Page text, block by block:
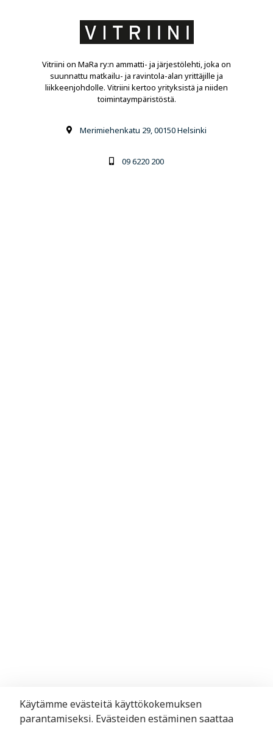
Vitriini on MaRa ry:n ammatti- ja järjestölehti, joka on
suunnattu matkailu- ja ravintola-alan yrittäjille ja
liikkeenjohdolle. Vitriini kertoo yrityksistä ja niiden
toimintaympäristöstä.
Merimiehenkatu 29, 00150 Helsinki
09 6220 200
Käytämme evästeitä käyttökokemuksen
parantamiseksi. Evästeiden estäminen saattaa